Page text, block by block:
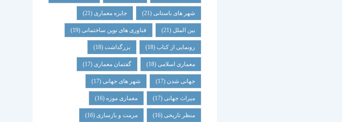
شهر های باستانی(21) جایزه معماری(21)
بین الملل (21) فناوری های نوین ساختمانی(19)
رونمایی از کتاب(18) بزرگداشت(18)
معماری اسلامی(18) گفتمان معماری(17)
جهانی شدن (17) شهر های جهانی(17)
میراث جهانی(17) معماری موزه (16)
منظر تاریخی(16) مرمت و بازسازی(16)